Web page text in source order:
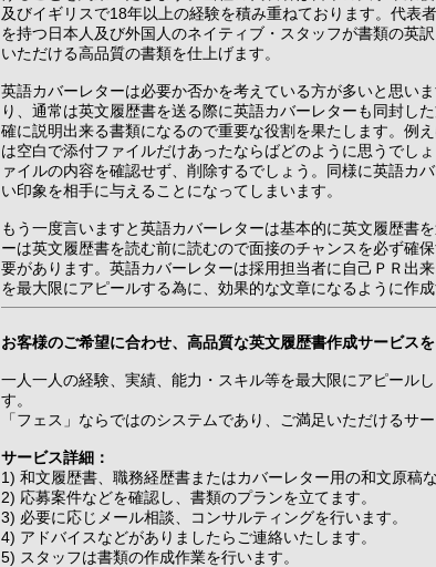
及びイギリスで18年以上の経験を積み重ねております。代表
を持つ日本人及び外国人のネイティブ・スタッフが書類の英
いただける高品質の書類を仕上げます。
英語カバーレターは必要か否かを考えている方が多いと思い
り、通常は英文履歴書を送る際に英語カバーレターも同封し
確に説明出来る書類になるので重要な役割を果たします。例
は空白で添付ファイルだけあったならばどのように思うでし
ァイルの内容を確認せず、削除するでしょう。同様に英語カ
い印象を相手に与えることになってしまいます。
もう一度言いますと英語カバーレターは基本的に英文履歴書
ーは英文履歴書を読む前に読むので面接のチャンスを必ず確
要があります。英語カバーレターは採用担当者に自己ＰＲ出
を最大限にアピールする為に、効果的な文章になるように作成
お客様のご希望に合わせ、高品質な英文履歴書作成サービスを
一人一人の経験、実績、能力・スキル等を最大限にアピール
す。
「フェス」ならではのシステムであり、ご満足いただけるサ
サービス詳細：
1) 和文履歴書、職務経歴書またはカバーレター用の和文原稿
2) 応募案件などを確認し、書類のプランを立てます。
3) 必要に応じメール相談、コンサルティングを行います。
4) アドバイスなどがありましたらご連絡いたします。
5) スタッフは書類の作成作業を行います。